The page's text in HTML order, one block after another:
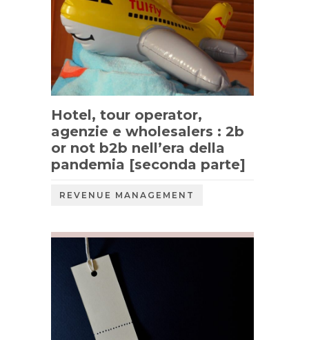
Hotel, tour operator,
agenzie e wholesalers : 2b
or not b2b nell’era della
pandemia [seconda parte]
REVENUE MANAGEMENT